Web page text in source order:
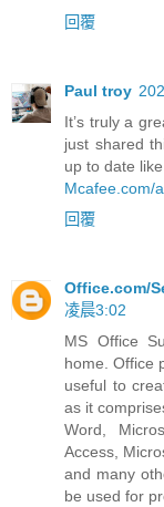
回覆
Paul troy
It’s truly a
just shared
up to date
Mcafee.com/
回覆
Office.com/
凌晨3:02
MS Office
home. Office
useful to
as it
Word,
Access,
and many
be used for